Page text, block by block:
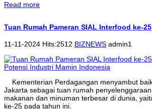
Read more
Tuan Rumah Pameran SIAL Interfood ke-
11-11-2024 Hits:2512 BIZNEWS admin1
Kementerian Perdagangan menyambut
Jakarta sebagai tuan rumah
makanan dan minuman terbesar di dunia,
ke-25 pada tahun ini.